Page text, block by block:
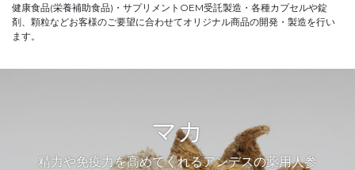
健康食品(栄養補助食品)・サプリメントOEM受託製造・各種カプセルや錠
剤、顆粒などお客様のご要望に合わせてオリジナル商品の開発・製造を行い
ます。
マカ
精力や免疫力を高めてくれるアンデスの薬用人参